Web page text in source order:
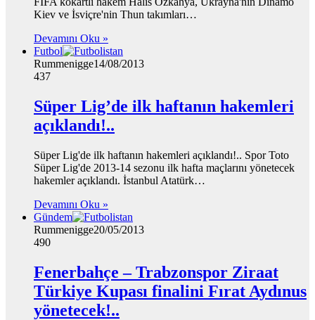
Kiev ve İsviçre'nin Thun takımları…
Devamını Oku »
Futbol
Rummenigge14/08/2013
437
Süper Lig’de ilk haftanın hakemleri
açıklandı!..
Süper Lig'de ilk haftanın hakemleri açıklandı!.. Spor Toto
Süper Lig'de 2013-14 sezonu ilk hafta maçlarını yönetecek
hakemler açıklandı. İstanbul Atatürk…
Devamını Oku »
Gündem
Rummenigge20/05/2013
490
Fenerbahçe – Trabzonspor Ziraat
Türkiye Kupası finalini Fırat Aydınus
yönetecek!..